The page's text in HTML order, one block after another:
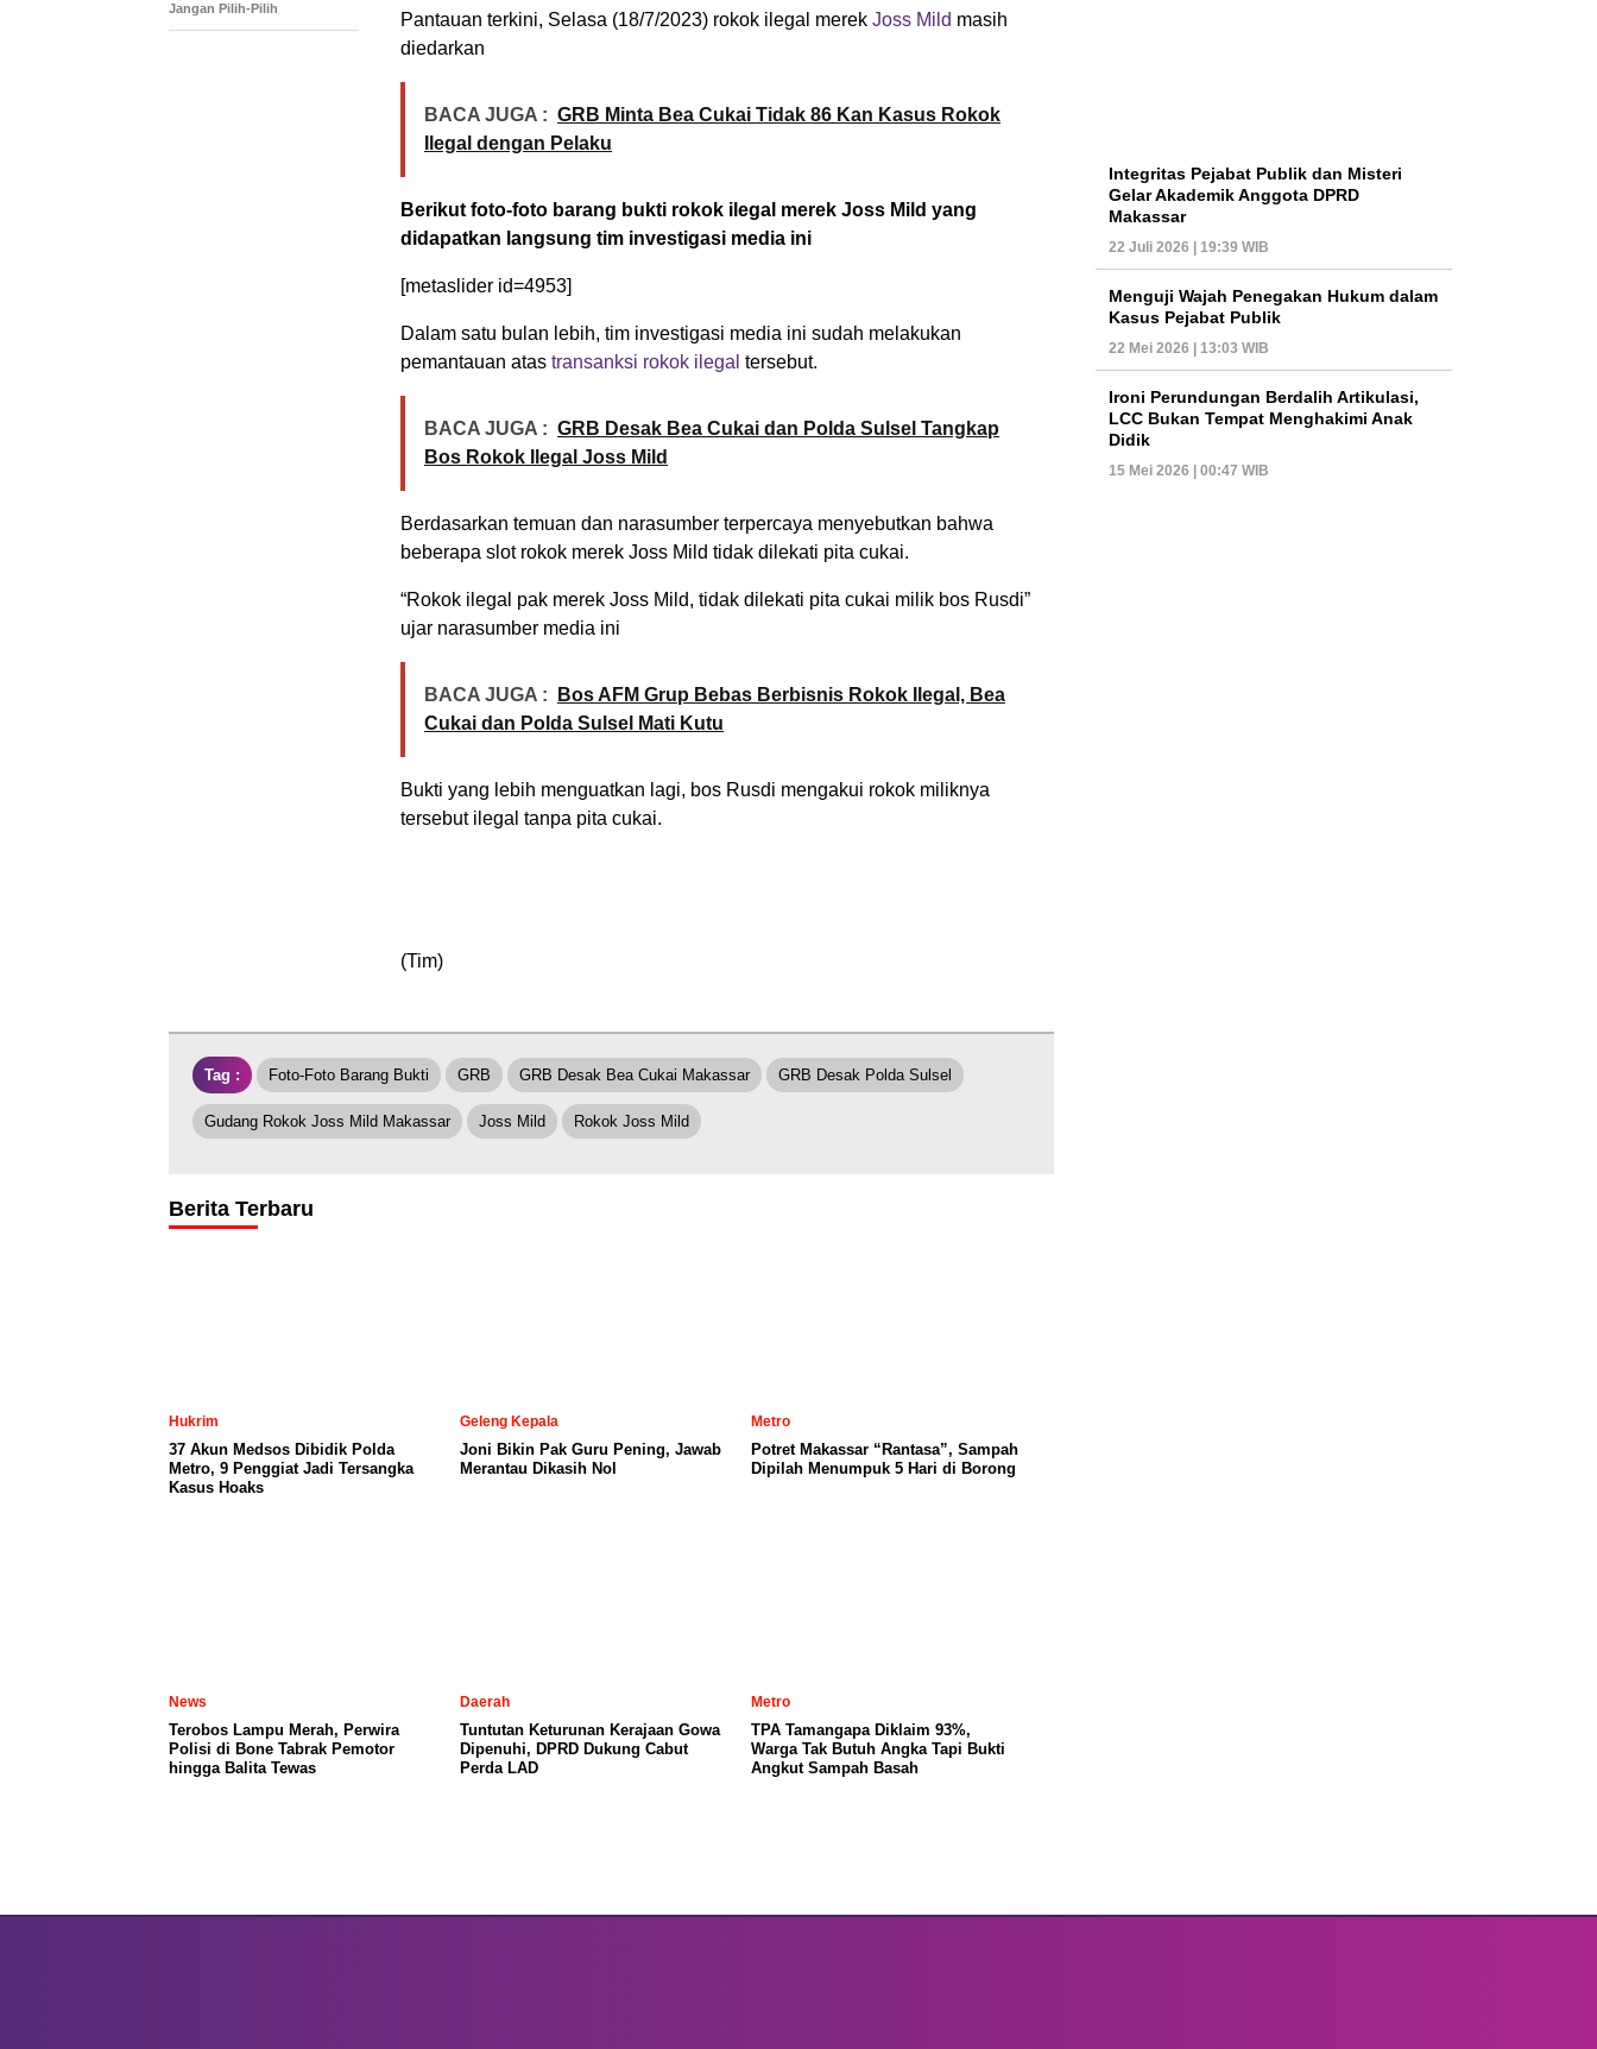
Pantauan terkini, Selasa (18/7/2023) rokok ilegal merek Joss Mild masih
diedarkan
BACA JUGA : GRB Minta Bea Cukai Tidak 86 Kan Kasus Rokok
Ilegal dengan Pelaku
Berikut foto-foto barang bukti rokok ilegal merek Joss Mild yang
didapatkan langsung tim investigasi media ini
[metaslider id=4953]
Dalam satu bulan lebih, tim investigasi media ini sudah melakukan
pemantauan atas transanksi rokok ilegal tersebut.
BACA JUGA : GRB Desak Bea Cukai dan Polda Sulsel Tangkap
Bos Rokok Ilegal Joss Mild
Berdasarkan temuan dan narasumber terpercaya menyebutkan bahwa
beberapa slot rokok merek Joss Mild tidak dilekati pita cukai.
“Rokok ilegal pak merek Joss Mild, tidak dilekati pita cukai milik bos Rusdi”
ujar narasumber media ini
BACA JUGA :
Bos AFM Grup Bebas Berbisnis Rokok Ilegal, Bea
Cukai dan Polda Sulsel Mati Kutu
Bukti yang lebih menguatkan lagi, bos Rusdi mengakui rokok miliknya
tersebut ilegal tanpa pita cukai.
(Tim)
Jangan Pilih-Pilih
Tag : Foto-Foto Barang Bukti GRB GRB Desak Bea Cukai Makassar GRB Desak Polda Sulsel
Gudang Rokok Joss Mild Makassar Joss Mild Rokok Joss Mild
Berita Terbaru
Hukrim
37 Akun Medsos Dibidik Polda
Metro, 9 Penggiat Jadi Tersangka
Kasus Hoaks
Geleng Kepala
Joni Bikin Pak Guru Pening, Jawab
Merantau Dikasih Nol
Metro
Potret Makassar “Rantasa”, Sampah
Dipilah Menumpuk 5 Hari di Borong
News
Terobos Lampu Merah, Perwira
Polisi di Bone Tabrak Pemotor
hingga Balita Tewas
Daerah
Tuntutan Keturunan Kerajaan Gowa
Dipenuhi, DPRD Dukung Cabut
Perda LAD
Metro
TPA Tamangapa Diklaim 93%,
Warga Tak Butuh Angka Tapi Bukti
Angkut Sampah Basah
Integritas Pejabat Publik dan Misteri
Gelar Akademik Anggota DPRD
Makassar
22 Juli 2026 | 19:39 WIB
Menguji Wajah Penegakan Hukum dalam
Kasus Pejabat Publik
22 Mei 2026 | 13:03 WIB
Ironi Perundungan Berdalih Artikulasi,
LCC Bukan Tempat Menghakimi Anak
Didik
15 Mei 2026 | 00:47 WIB